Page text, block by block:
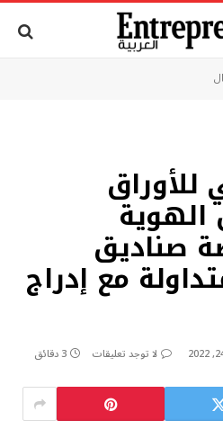
الهوية
صناديق
مع إدراج
لا توجد تعليقات 3 دقائق